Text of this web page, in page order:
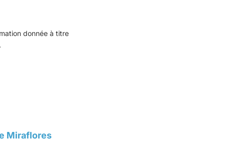
donnée à titre
où vous pourrez trouver
Miraflores